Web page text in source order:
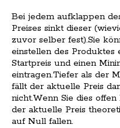
Bei jedem aufklappen
Preises sinkt dieser
zuvor selber fest).Sie
einstellen des Produktes
Startpreis und einen
eintragen.Tiefer als der
fällt der aktuelle Preis
nicht.Wenn Sie dies offen
der aktuelle Preis
auf Null fallen.